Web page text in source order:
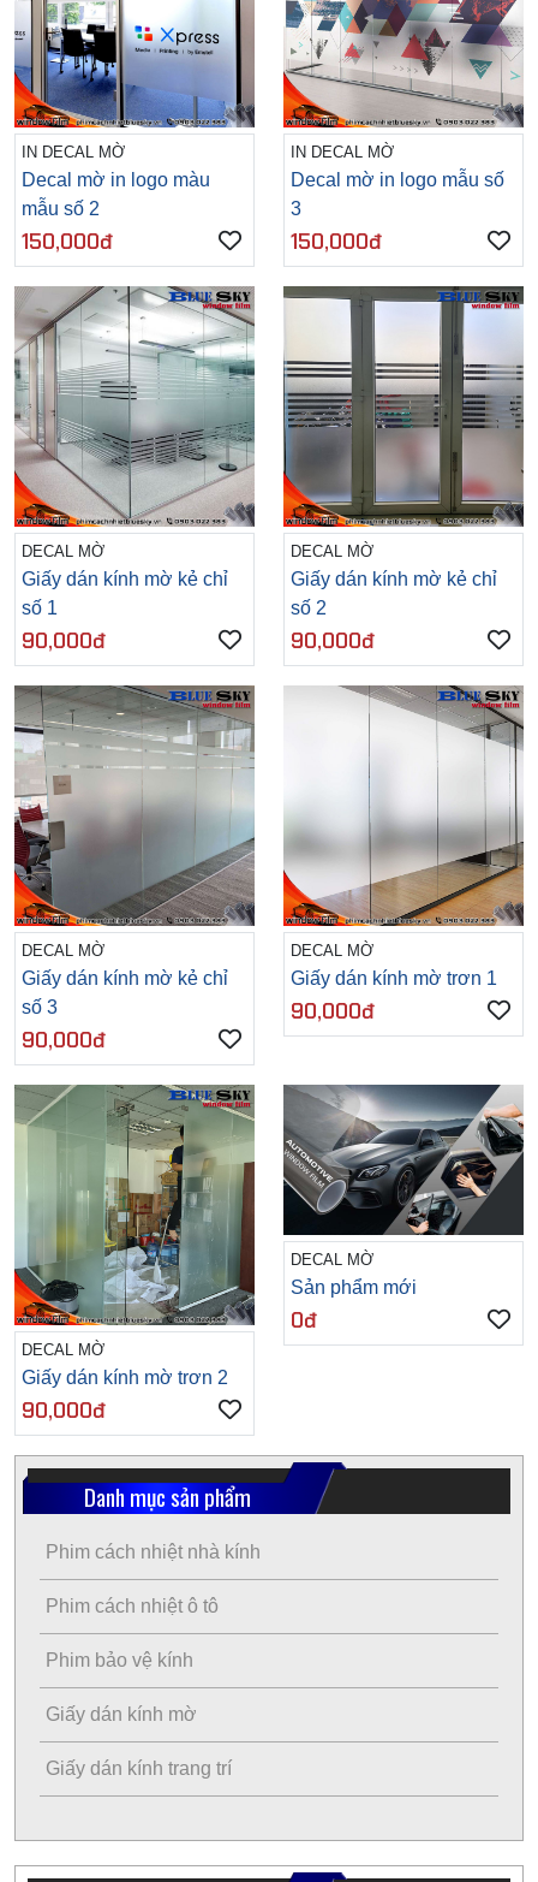
IN DECAL MỜ
Decal mờ in logo màu
mẫu số 2
150,000đ
IN DECAL MỜ
Decal mờ in logo mẫu số
3
150,000đ
DECAL MỜ
Giấy dán kính mờ kẻ chỉ
số 1
90,000đ
DECAL MỜ
Giấy dán kính mờ kẻ chỉ
số 2
90,000đ
DECAL MỜ
Giấy dán kính mờ kẻ chỉ
số 3
90,000đ
DECAL MỜ
Giấy dán kính mờ trơn 1
90,000đ
DECAL MỜ
Giấy dán kính mờ trơn 2
90,000đ
DECAL MỜ
Sản phẩm mới
0đ
Danh mục sản phẩm
Phim cách nhiệt nhà kính
Phim cách nhiệt ô tô
Phim bảo vệ kính
Giấy dán kính mờ
Giấy dán kính trang trí